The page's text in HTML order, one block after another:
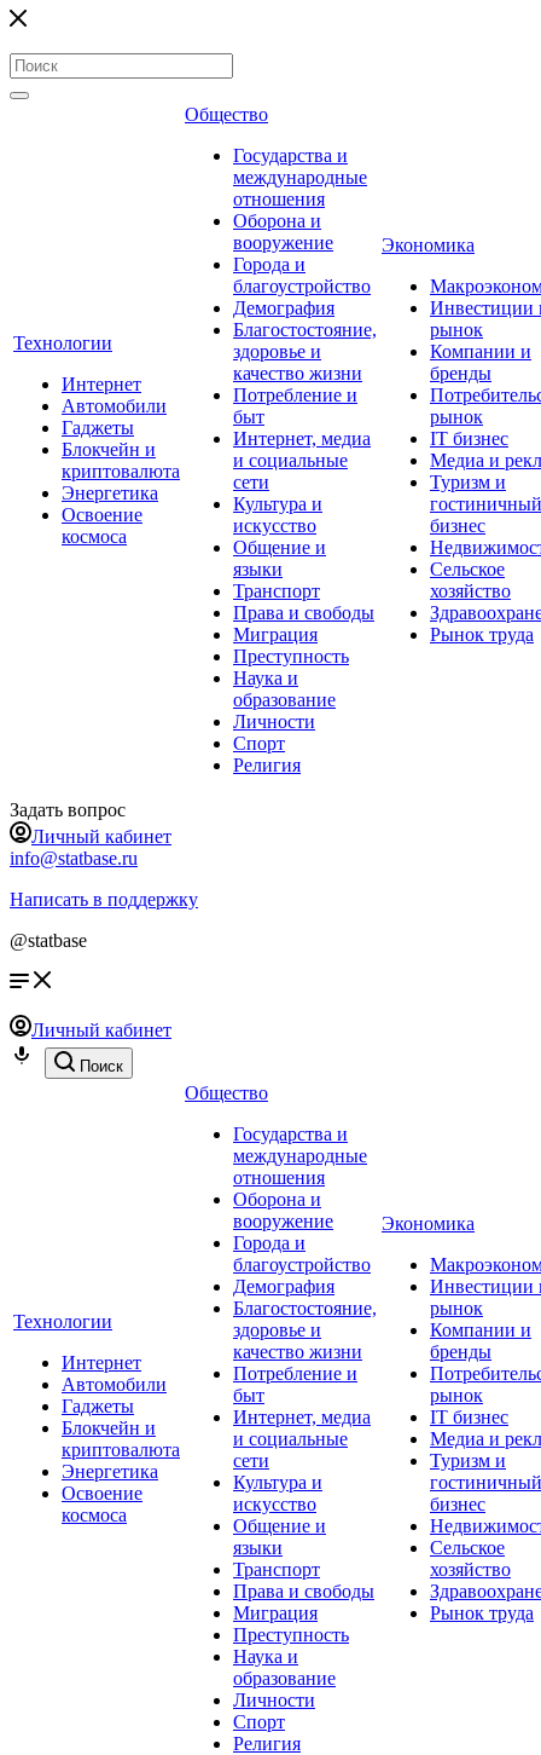
Технологии
Интернет
Автомобили
Гаджеты
Блокчейн и
криптовалюта
Энергетика
Освоение
космоса
Общество
Государства и
международные
отношения
Оборона и
вооружение
Города и
благоустройство
Демография
Благостостояние,
здоровье и
качество жизни
Потребление и
быт
Интернет, медиа
и социальные
сети
Культура и
искусство
Общение и
языки
Транспорт
Права и свободы
Миграция
Преступность
Наука и
образование
Личности
Спорт
Религия
Экономика
Инвестиции
рынок
Компании и
бренды
рынок
IT бизнес
Медиа и
Туризм и
гостиничный
бизнес
Сельское
хозяйство
Рынок труда
Задать вопрос
Личный кабинет
info@statbase.ru
Написать в поддержку
@statbase
Личный кабинет
Поиск
Технологии
Интернет
Автомобили
Гаджеты
Блокчейн и
криптовалюта
Энергетика
Освоение
космоса
Общество
Государства и
международные
отношения
Оборона и
вооружение
Города и
благоустройство
Демография
Благостостояние,
здоровье и
качество жизни
Потребление и
быт
Интернет, медиа
и социальные
сети
Культура и
искусство
Общение и
языки
Транспорт
Права и свободы
Миграция
Преступность
Наука и
образование
Личности
Спорт
Религия
Экономика
Инвестиции
рынок
Компании и
бренды
рынок
IT бизнес
Медиа и
Туризм и
гостиничный
бизнес
Сельское
хозяйство
Рынок труда